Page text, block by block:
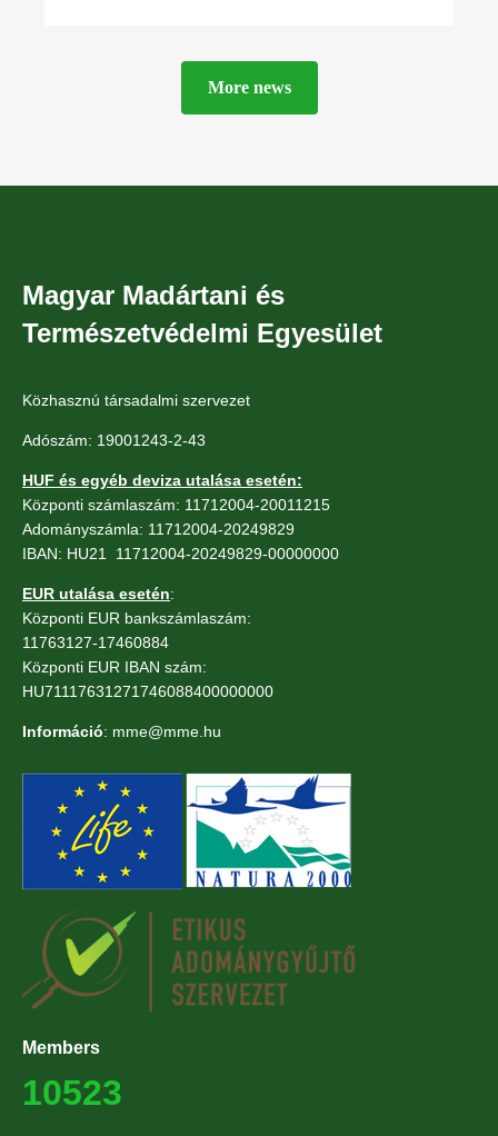
More news
Magyar Madártani és
Természetvédelmi Egyesület
Közhasznú társadalmi szervezet
Adószám: 19001243-2-43
HUF és egyéb deviza utalása esetén:
Központi számlaszám: 11712004-20011215
Adományszámla: 11712004-20249829
IBAN: HU21 11712004-20249829-00000000
EUR utalása esetén:
Központi EUR bankszámlaszám:
11763127-17460884
Központi EUR IBAN szám:
HU71117631271746088400000000
Információ: mme@mme.hu
Members
10523